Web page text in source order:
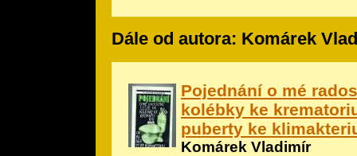
Dále od autora: Komárek
Pojednání o mé
kolébky ke
puberty ke
Komárek Vladimír